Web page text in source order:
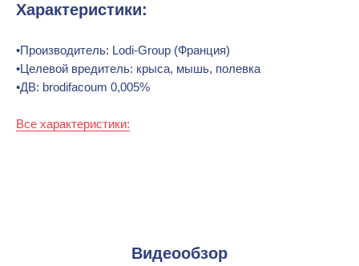
Характеристики:
•Производитель: Lodi-Group (Франция)
•Целевой вредитель: крыса, мышь, полевка
•ДВ: brodifacoum 0,005%
Все характеристики:
Видеообзор